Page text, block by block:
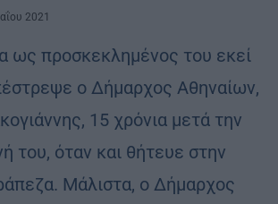
2021
ως προσκεκλημένος του εκεί
ο Δήμαρχος Αθηναίων,
15 χρόνια μετά την
του, όταν και θήτευε στην
Μάλιστα, ο Δήμαρχος